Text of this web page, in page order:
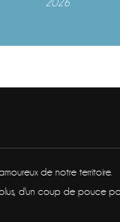
de notre territoire.
d'un coup de pouce